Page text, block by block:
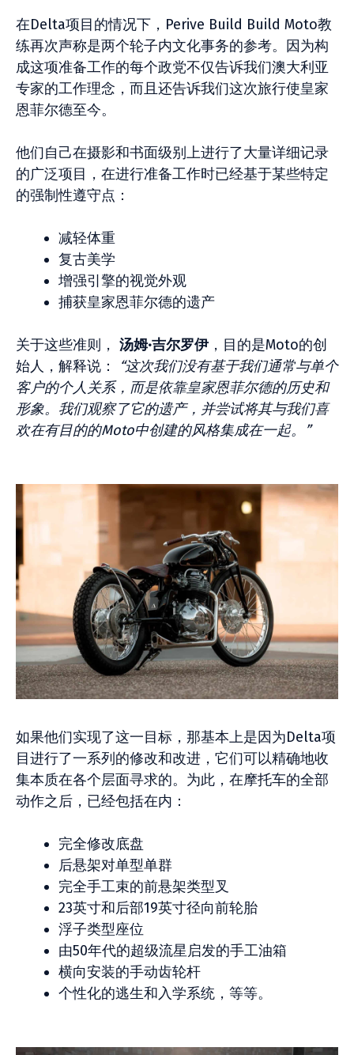
在Delta项目的情况下，Perive Build Build Moto教
练再次声称是两个轮子内文化事务的参考。因为构
成这项准备工作的每个政党不仅告诉我们澳大利亚
专家的工作理念，而且还告诉我们这次旅行使皇家
恩菲尔德至今。
他们自己在摄影和书面级别上进行了大量详细记录
的广泛项目，在进行准备工作时已经基于某些特定
的强制性遵守点：
减轻体重
复古美学
增强引擎的视觉外观
捕获皇家恩菲尔德的遗产
关于这些准则， 汤姆·吉尔罗伊，目的是Moto的创
始人，解释说：
“这次我们没有基于我们通常与单个
客户的个人关系，而是依靠皇家恩菲尔德的历史和
形象。我们观察了它的遗产，并尝试将其与我们喜
欢在有目的的Moto中创建的风格集成在一起。”
如果他们实现了这一目标，那基本上是因为Delta项
目进行了一系列的修改和改进，它们可以精确地收
集本质在各个层面寻求的。为此，在摩托车的全部
动作之后，已经包括在内：
完全修改底盘
后悬架对单型单群
完全手工束的前悬架类型叉
23英寸和后部19英寸径向前轮胎
浮子类型座位
由50年代的超级流星启发的手工油箱
横向安装的手动齿轮杆
个性化的逃生和入学系统，等等。